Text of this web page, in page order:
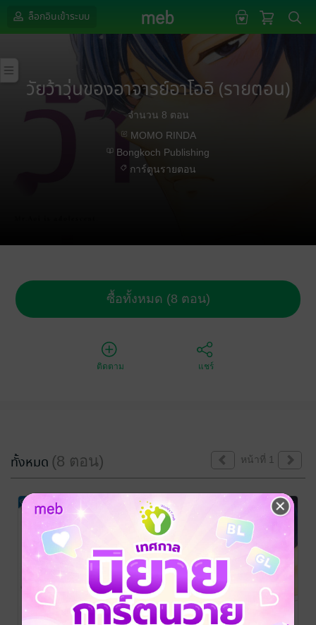
ล็อกอินเข้าระบบ
วัยว้าวุ่นของอาจารย์อาโออิ (รายตอน)
จำนวน 8 ตอน
MOMO RINDA
Bongkoch Publishing
การ์ตูนรายตอน
ซื้อทั้งหมด (8 ตอน)
ติดตาม แชร์
ทั้งหมด (8 ตอน) หน้าที่ 1
วัยว้าวุ่นของ
วัยว้าวุ่นของ
วัยว้าวุ่นของ